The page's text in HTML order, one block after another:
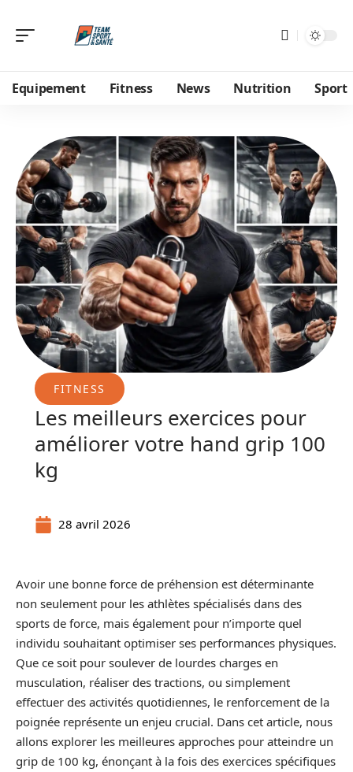
Equipement Fitness News Nutrition Sport
FITNESS
Les meilleurs exercices pour
améliorer votre hand grip 100
kg
28 avril 2026
Avoir une bonne force de préhension est déterminante
non seulement pour les athlètes spécialisés dans des
sports de force, mais également pour n’importe quel
individu souhaitant optimiser ses performances physiques.
Que ce soit pour soulever de lourdes charges en
musculation, réaliser des tractions, ou simplement
effectuer des activités quotidiennes, le renforcement de la
poignée représente un enjeu crucial. Dans cet article, nous
allons explorer les meilleures approches pour atteindre un
grip de 100 kg, énonçant à la fois des exercices spécifiques